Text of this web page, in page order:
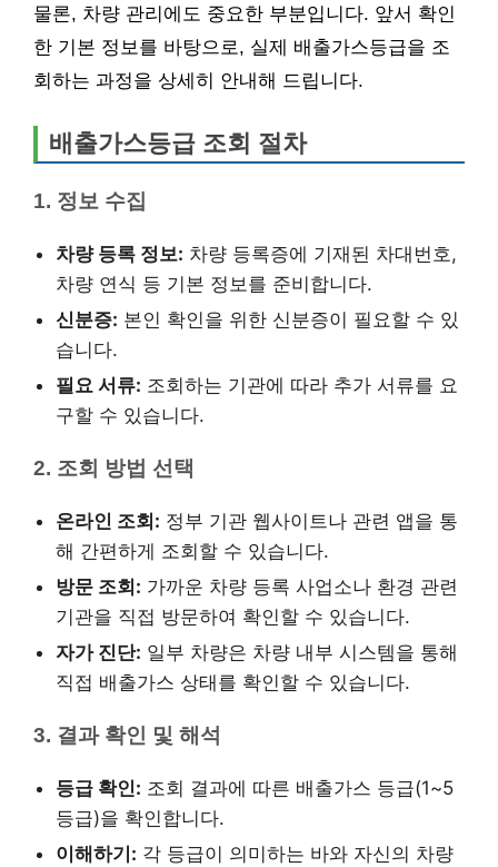
물론, 차량 관리에도 중요한 부분입니다. 앞서 확인
한 기본 정보를 바탕으로, 실제 배출가스등급을 조
회하는 과정을 상세히 안내해 드립니다.
배출가스등급 조회 절차
1. 정보 수집
차량 등록 정보: 차량 등록증에 기재된 차대번호,
차량 연식 등 기본 정보를 준비합니다.
신분증: 본인 확인을 위한 신분증이 필요할 수 있
습니다.
필요 서류: 조회하는 기관에 따라 추가 서류를 요
구할 수 있습니다.
2. 조회 방법 선택
온라인 조회: 정부 기관 웹사이트나 관련 앱을 통
해 간편하게 조회할 수 있습니다.
방문 조회: 가까운 차량 등록 사업소나 환경 관련
기관을 직접 방문하여 확인할 수 있습니다.
자가 진단: 일부 차량은 차량 내부 시스템을 통해
직접 배출가스 상태를 확인할 수 있습니다.
3. 결과 확인 및 해석
등급 확인: 조회 결과에 따른 배출가스 등급(1~5
등급)을 확인합니다.
이해하기: 각 등급이 의미하는 바와 자신의 차량